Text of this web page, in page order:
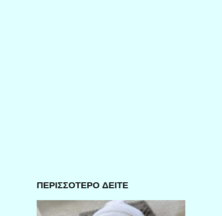
ΠΕΡΙΣΣΟΤΕΡΟ ΔΕΙΤΕ